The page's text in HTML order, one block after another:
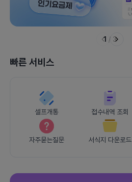
1 / 3
빠른 서비스
셀프개통 접수내역 조회
자주묻는질문 서식지 다운로드